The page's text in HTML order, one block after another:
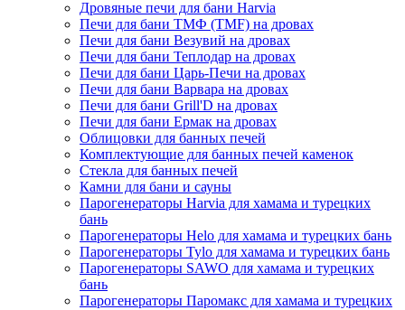
Дровяные печи для бани Harvia
Печи для бани ТМФ (TMF) на дровах
Печи для бани Везувий на дровах
Печи для бани Теплодар на дровах
Печи для бани Царь-Печи на дровах
Печи для бани Варвара на дровах
Печи для бани Grill'D на дровах
Печи для бани Ермак на дровах
Облицовки для банных печей
Комплектующие для банных печей каменок
Стекла для банных печей
Камни для бани и сауны
Парогенераторы Harvia для хамама и турецких
бань
Парогенераторы Helo для хамама и турецких бань
Парогенераторы Tylo для хамама и турецких бань
Парогенераторы SAWO для хамама и турецких
бань
Парогенераторы Паромакс для хамама и турецких